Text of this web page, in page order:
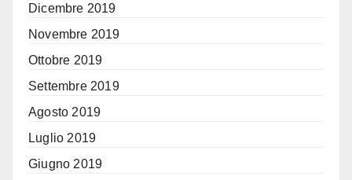
Dicembre 2019
Novembre 2019
Ottobre 2019
Settembre 2019
Agosto 2019
Luglio 2019
Giugno 2019